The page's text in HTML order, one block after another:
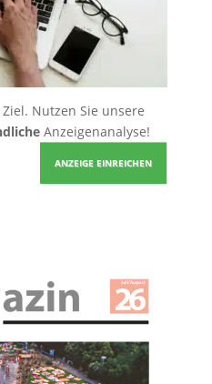
Nutzen Sie unsere
Anzeigenanalyse!
ANZEIGE EINREICHEN